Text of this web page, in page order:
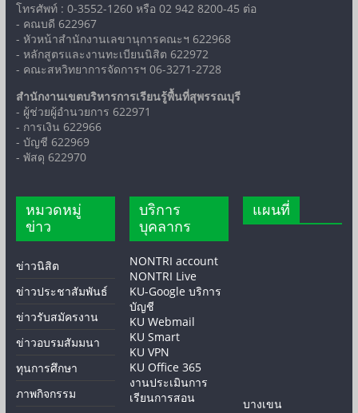
โทรศัพท์ : 0-3552-1260 หรือ 02 942 8200-45 ต่อ
- คณบดี 622967
- หัวหน้าสำนักงานเลขานุการคณะฯ 622968
- หลักสูตรและงานทะเบียนนิสิต 622972
- คณะสหวิทยาการจัดการฯ 06-3271-2728
สำนักงานเขตบริหารการเรียนรู้พื้นที่สุพรรณบุรี
- ผู้ช่วยผู้อำนวยการ 622971
- การเงิน 622966
- บัญชี 622969
- พัสดุ 622970
หมวดหมู่
ข่าว
ข่าวนิสิต
ข่าวประชาสัมพันธ์
ข่าวรับสมัครงาน
ข่าวอบรมสัมมนา
ทุนการศึกษา
ภาพกิจกรรม
บริการ
บุคลากร
NONTRI account
NONTRI Live
KU-Google บริการ
บัญชี
KU Webmail
KU Smart
KU VPN
KU Office 365
งานประเมินการ
เรียนการสอน
แผนที่
บางเขน